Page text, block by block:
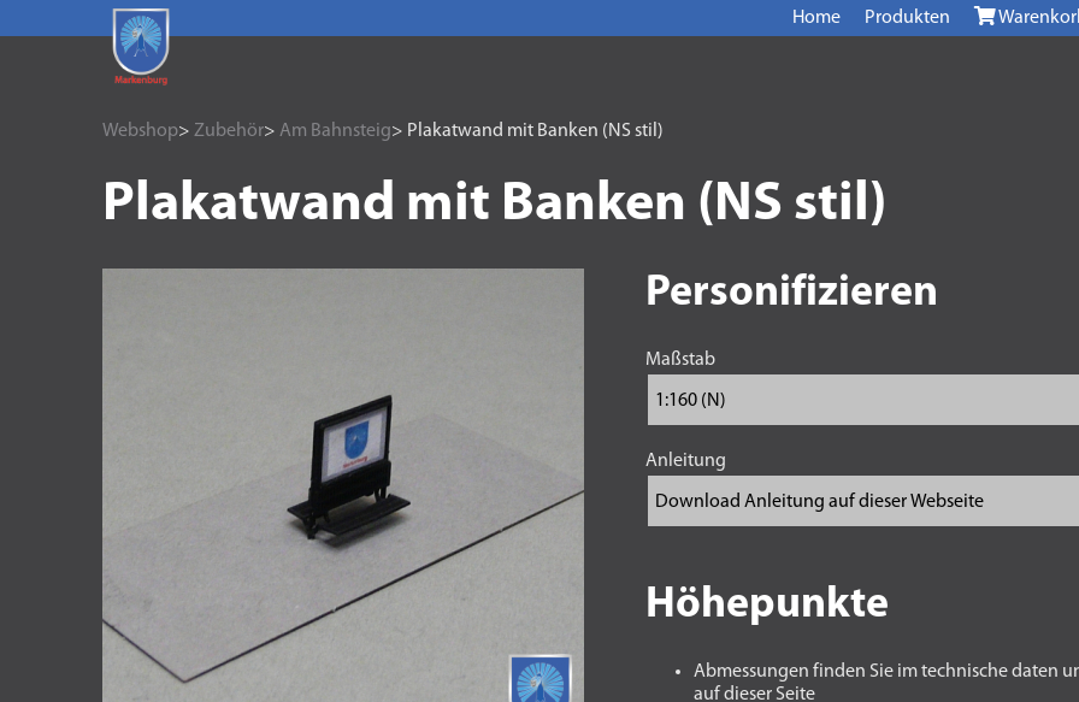
Home Produkten
Webshop> Zubehör> Am Bahnsteig> Plakatwand mit Banken (NS stil)
Plakatwand mit Banken (NS stil)
Personifizieren
Maßstab
Anleitung
Höhepunkte
Abmessungen finden Sie im technische daten
auf dieser Seite